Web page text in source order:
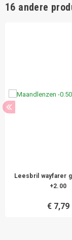
16 andere
Leesbril wayfarer
+2.00
€ 7,79